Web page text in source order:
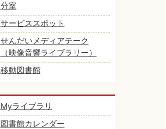
分室
サービススポット
せんだいメディアテーク
（映像音響ライブラリー）
移動図書館
Myライブラリ
図書館カレンダー